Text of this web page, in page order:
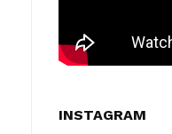
INSTAGRAM